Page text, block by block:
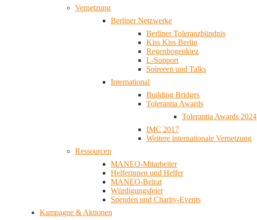
Vernetzung
Berliner Netzwerke
Berliner Toleranzbündnis
Kiss Kiss Berlin
Regenbogenkiez
L-Support
Soireeen und Talks
International
Building Bridges
Tolerantia Awards
Tolerantia Awards 2024
IMC 2017
Weitere internationale Vernetzung
Ressourcen
MANEO-Mitarbeiter
Helferinnen und Helfer
MANEO-Beirat
Würdigungsfeier
Spenden und Charity-Events
Kampagne & Aktionen